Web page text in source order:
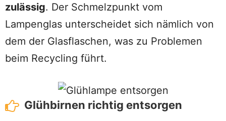
zulässig. Der Schmelzpunkt vom
Lampenglas unterscheidet sich nämlich von
dem der Glasflaschen, was zu Problemen
beim Recycling führt.
Glühbirnen richtig entsorgen